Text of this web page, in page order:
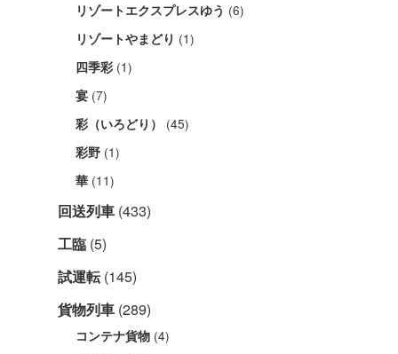
リゾートエクスプレスゆう (6)
リゾートやまどり (1)
四季彩 (1)
宴 (7)
彩（いろどり） (45)
彩野 (1)
華 (11)
回送列車 (433)
工臨 (5)
試運転(145)
貨物列車 (289)
コンテナ貨物 (4)